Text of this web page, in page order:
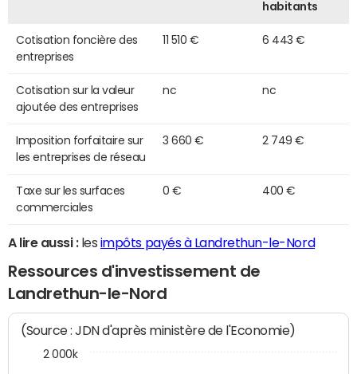
habitants
Cotisation foncière des
entreprises
11 510 € 6 443 €
Cotisation sur la valeur
ajoutée des entreprises
nc nc
Imposition forfaitaire sur
les entreprises de réseau
3 660 € 2 749 €
Taxe sur les surfaces
commerciales
0 € 400 €
A lire aussi :les impôts payés à Landrethun-le-Nord
Ressources d'investissement de
Landrethun-le-Nord
(Source : JDN d'après ministère de l'Economie)
2 000k